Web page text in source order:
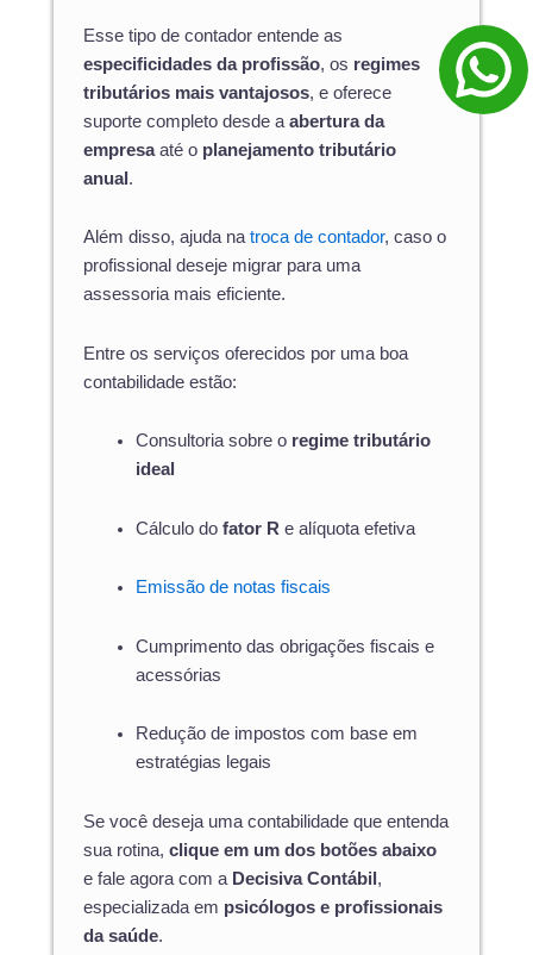
Esse tipo de contador entende as
especificidades da profissão, os regimes
tributários mais vantajosos, e oferece
suporte completo desde a abertura da
empresaaté o planejamento tributário
anual.
Além disso, ajuda na troca de contador, caso o
profissional deseje migrar para uma
assessoria mais eficiente.
Entre os serviços oferecidos por uma boa
contabilidade estão:
Consultoria sobre o regime tributário
ideal
Cálculo do fator R e alíquota efetiva
Emissão de notas fiscais
Cumprimento das obrigações fiscais e
acessórias
Redução de impostos com base em
estratégias legais
Se você deseja uma contabilidade que entenda
sua rotina, clique em um dos botões abaixo
e fale agora com a Decisiva Contábil ,
especializada em psicólogos e profissionais
da saúde.